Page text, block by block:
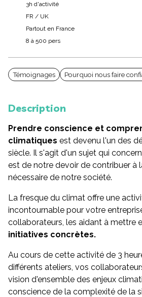
3h d'activité
FR / UK
Partout en France
8 à 500 pers
Témoignages Pourquoi nous faire
Description
Prendre conscience et
climatiques est devenu l'un des
siècle. Il s'agit d'un sujet qui
est de notre devoir de contribuer à
nécessaire de notre société.
La fresque du climat offre une
incontournable pour votre
collaborateurs, les aidant à mettre
initiatives concrètes.
Au cours de cette activité de 3
différents ateliers, vos
vision d'ensemble des enjeux
conscience de la complexité de la